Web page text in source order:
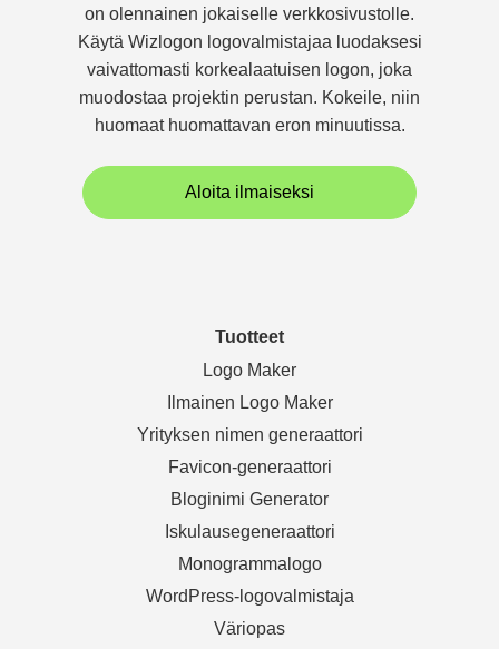
on olennainen jokaiselle verkkosivustolle.
Käytä Wizlogon logovalmistajaa luodaksesi
vaivattomasti korkealaatuisen logon, joka
muodostaa projektin perustan. Kokeile, niin
huomaat huomattavan eron minuutissa.
Aloita ilmaiseksi
Tuotteet
Logo Maker
Ilmainen Logo Maker
Yrityksen nimen generaattori
Favicon-generaattori
Bloginimi Generator
Iskulausegeneraattori
Monogrammalogo
WordPress-logovalmistaja
Väriopas